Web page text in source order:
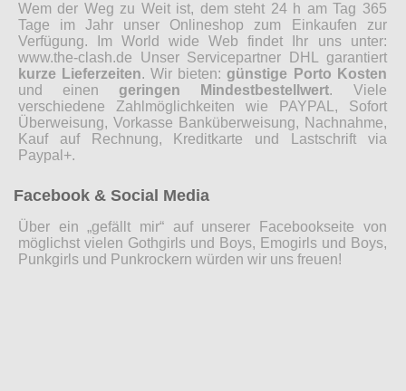
Wem der Weg zu Weit ist, dem steht 24 h am Tag 365
Tage im Jahr unser Onlineshop zum Einkaufen zur
Verfügung. Im World wide Web findet Ihr uns unter:
www.the-clash.de Unser Servicepartner DHL garantiert
kurze Lieferzeiten. Wir bieten:günstige Porto Kosten
und einengeringen Mindestbestellwert. Viele
verschiedene Zahlmöglichkeiten wie PAYPAL, Sofort
Überweisung, Vorkasse Banküberweisung, Nachnahme,
Kauf auf Rechnung, Kreditkarte und Lastschrift via
Paypal+.
Facebook & Social Media
Über ein „gefällt mir“ auf unserer Facebookseite von
möglichst vielen Gothgirls und Boys, Emogirls und Boys,
Punkgirls und Punkrockern würden wir uns freuen!